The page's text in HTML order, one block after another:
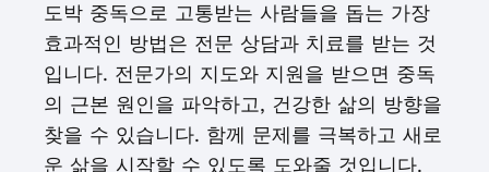
도박 중독으로 고통받는 사람들을 돕는 가장
효과적인 방법은 전문 상담과 치료를 받는 것
입니다. 전문가의 지도와 지원을 받으면 중독
의 근본 원인을 파악하고, 건강한 삶의 방향을
찾을 수 있습니다. 함께 문제를 극복하고 새로
운 삶을 시작할 수 있도록 도와줄 것입니다.